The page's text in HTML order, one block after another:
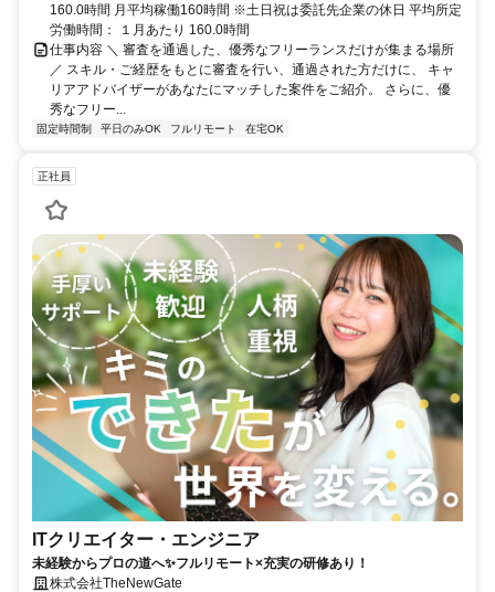
160.0時間 月平均稼働160時間 ※土日祝は委託先企業の休日 平均所定
労働時間： １月あたり 160.0時間
仕事内容 ＼ 審査を通過した、優秀なフリーランスだけが集まる場所
／ スキル・ご経歴をもとに審査を行い、通過された方だけに、 キャ
リアアドバイザーがあなたにマッチした案件をご紹介。 さらに、優
秀なフリー...
固定時間制 平日のみOK フルリモート 在宅OK
正社員
ITクリエイター・エンジニア
未経験からプロの道へ✨フルリモート×充実の研修あり！
株式会社TheNewGate